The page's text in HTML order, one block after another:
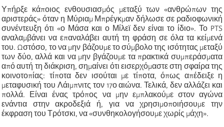
Υπήρξε κάποιος ενθουσιασμός μεταξύ των «ανθρώπων της
αριστεράς» όταν η Μύριαμ Μπρέγκμαν δήλωσε σε ραδιοφωνική
συνέντευξη ότι «ο Μάσα και ο Μίλεϊ δεν είναι το ίδιο». Το PTS
αναλαμβάνει να επαναλάβει αυτή τη φράση σε όλα τα κείμενά
του. Ωστόσο, το να μην βάζουμε το σύμβολο της ισότητας μεταξύ
των δύο, αλλά και να μην βγάζουμε τα πρακτικά συμπεράσματα
από αυτή τη διάκριση, σημαίνει ότι εισερχόμαστε στη σφαίρα της
κοινοτοπίας: τίποτα δεν ισούται με τίποτα, όπως απέδειξε η
μεταφυσική του Λάιμπνιτς τον 17ο αιώνα. Τελικά, δεν αλλάζει και
πολλά. Είναι ένας τρόπος να μην εμπλακούμε στον αγώνα
ενάντια στην ακροδεξιά ή, για να χρησιμοποιήσουμε την
έκφραση του Τρότσκι, να «συνθηκολογήσουμε χωρίς μάχη».